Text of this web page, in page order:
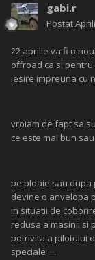
gabi.r
Postat
22 aprilie va fi o
offroad ca si
iesire impreuna cu
vroiam de fapt sa
ce este mai bun
pe ploaie sau dupa
devine o anvelopa
in situatii de
redusa a masinii si
potrivita a pilotului
speciale '...